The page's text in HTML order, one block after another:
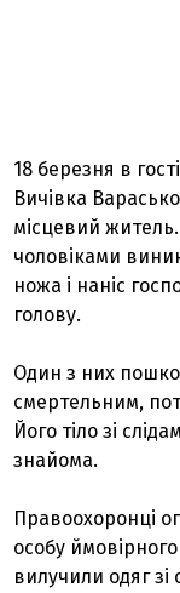
18 березня в
Вичівка
місцевий житель.
чоловіками
ножа і наніс
голову.
Один з них
смертельним,
Його тіло зі
знайома.
Правоохоронці
особу
вилучили одяг зі